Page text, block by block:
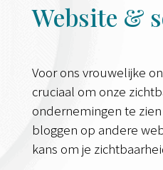
Website &
Voor ons vrouwelijke
cruciaal om onze
ondernemingen te
bloggen op andere
kans om je